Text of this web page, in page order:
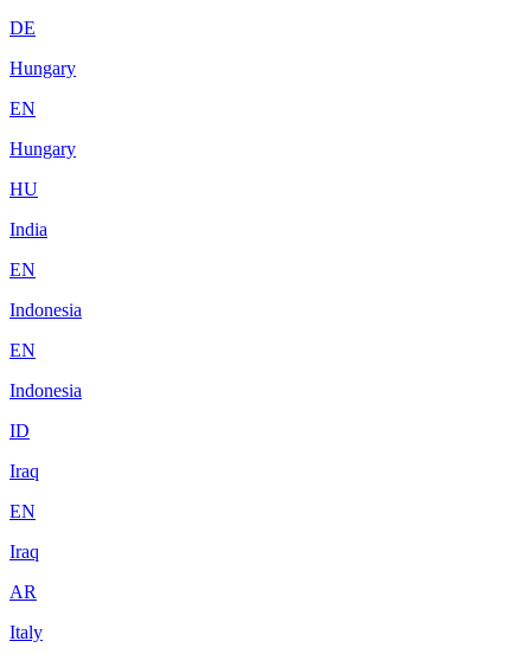
DE
Hungary
EN
Hungary
HU
India
EN
Indonesia
EN
Indonesia
ID
Iraq
EN
Iraq
AR
Italy